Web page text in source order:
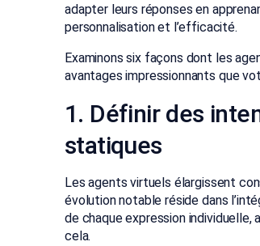
adapter leurs réponses en
personnalisation et l’efficacité.
Examinons six façons dont les
avantages impressionnants que
1. Définir des
statiques
Les agents virtuels élargissent
évolution notable réside dans
de chaque expression
cela.